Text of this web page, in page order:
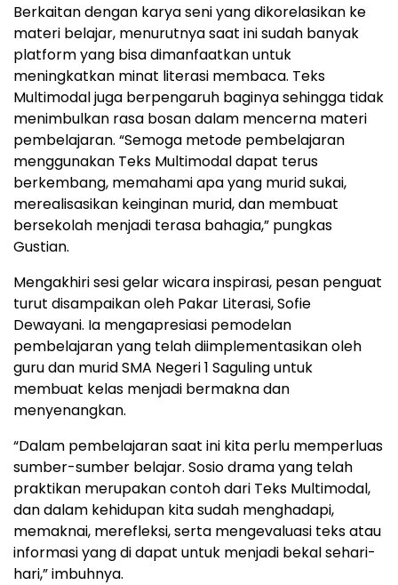
Berkaitan dengan karya seni yang dikorelasikan ke
materi belajar, menurutnya saat ini sudah banyak
platform yang bisa dimanfaatkan untuk
meningkatkan minat literasi membaca. Teks
Multimodal juga berpengaruh baginya sehingga tidak
menimbulkan rasa bosan dalam mencerna materi
pembelajaran. “Semoga metode pembelajaran
menggunakan Teks Multimodal dapat terus
berkembang, memahami apa yang murid sukai,
merealisasikan keinginan murid, dan membuat
bersekolah menjadi terasa bahagia,” pungkas
Gustian.
Mengakhiri sesi gelar wicara inspirasi, pesan penguat
turut disampaikan oleh Pakar Literasi, Sofie
Dewayani. Ia mengapresiasi pemodelan
pembelajaran yang telah diimplementasikan oleh
guru dan murid SMA Negeri 1 Saguling untuk
membuat kelas menjadi bermakna dan
menyenangkan.
“Dalam pembelajaran saat ini kita perlu memperluas
sumber-sumber belajar. Sosio drama yang telah
praktikan merupakan contoh dari Teks Multimodal,
dan dalam kehidupan kita sudah menghadapi,
memaknai, merefleksi, serta mengevaluasi teks atau
informasi yang di dapat untuk menjadi bekal sehari-
hari,” imbuhnya.